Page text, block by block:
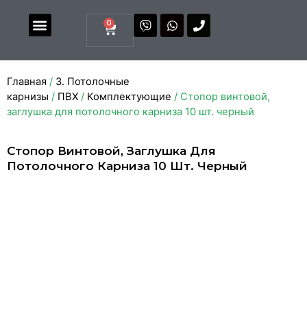
0
Главная / 3. Потолочные
карнизы / ПВХ / Комплектующие / Стопор винтовой,
заглушка для потолочного карниза 10 шт. черный
Стопор Винтовой, Заглушка Для
Потолочного Карниза 10 Шт. Черный